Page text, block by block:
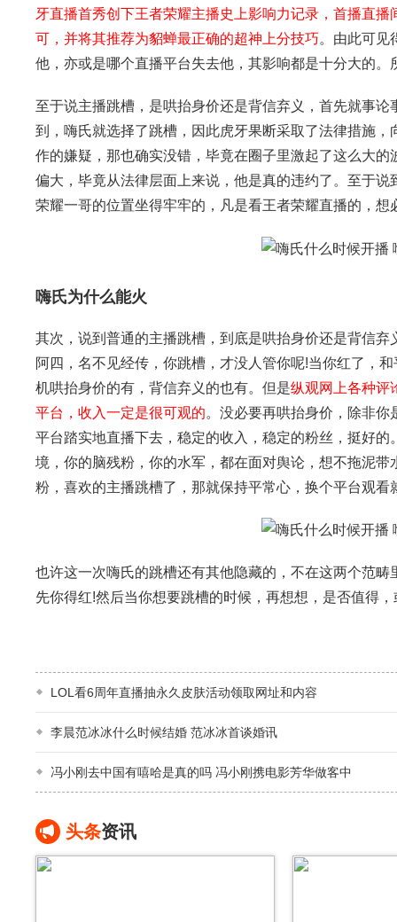
牙直播首秀创下王者荣耀主播史上影响力记录，首播直
可，并将其推荐为貂蝉最正确的超神上分技巧。由此可见
他，亦或是哪个直播平台失去他，其影响都是十分大的
至于说主播跳槽，是哄抬身价还是背信弃义，首先就事
到，嗨氏就选择了跳槽，因此虎牙果断采取了法律措施
作的嫌疑，那也确实没错，毕竟在圈子里激起了这么大
偏大，毕竟从法律层面上来说，他是真的违约了。至于
荣耀一哥的位置坐得牢牢的，凡是看王者荣耀直播的，
嗨氏为什么能火
其次，说到普通的主播跳槽，到底是哄抬身价还是背信
阿四，名不见经传，你跳槽，才没人管你呢!当你红了，
机哄抬身价的有，背信弃义的也有。但是纵观网上各种评
平台，收入一定是很可观的。没必要再哄抬身价，除非
平台踏实地直播下去，稳定的收入，稳定的粉丝，挺好
境，你的脑残粉，你的水军，都在面对舆论，想不拖泥
粉，喜欢的主播跳槽了，那就保持平常心，换个平台观
也许这一次嗨氏的跳槽还有其他隐藏的，不在这两个范
先你得红!然后当你想要跳槽的时候，再想想，是否值得
LOL看6周年直播抽永久皮肤活动领取网址和内容
李晨范冰冰什么时候结婚 范冰冰首谈婚讯
冯小刚去中国有嘻哈是真的吗 冯小刚携电影芳华做客中
头条资讯